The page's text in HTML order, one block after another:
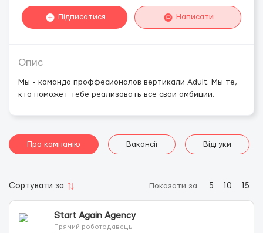
Підписатися Написати
Опис
Мы - команда проффесионалов вертикали Adult. Мы те,
кто поможет тебе реализовать все свои амбиции.
Про компанію Вакансії Відгуки
Сортувати за Показати за 5 10 15
Start Again Agency
Прямий роботодавець